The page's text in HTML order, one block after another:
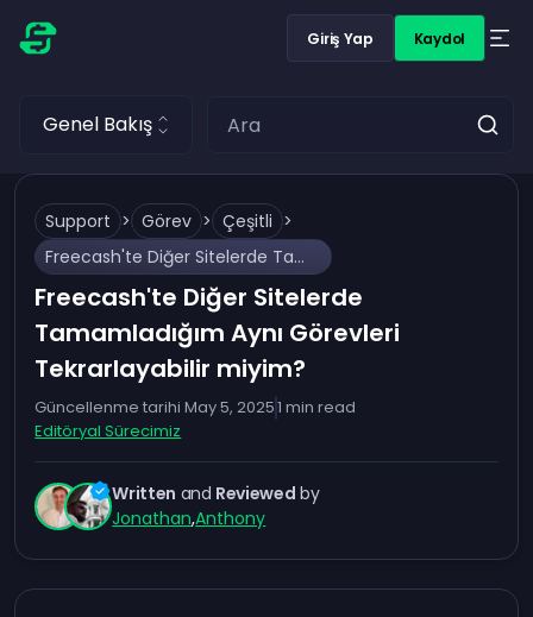
Giriş Yap Kaydol
Genel Bakış
Support > Görev > Çeşitli >
Freecash'te Diğer Sitelerde Tamamladığım Aynı Görevleri Tekrarlayabilir miyim?
Freecash'te Diğer Sitelerde
Tamamladığım Aynı Görevleri
Tekrarlayabilir miyim?
Güncellenme tarihi May 5, 20251 min read
Editöryal Sürecimiz
Written and Reviewed by
Jonathan,Anthony